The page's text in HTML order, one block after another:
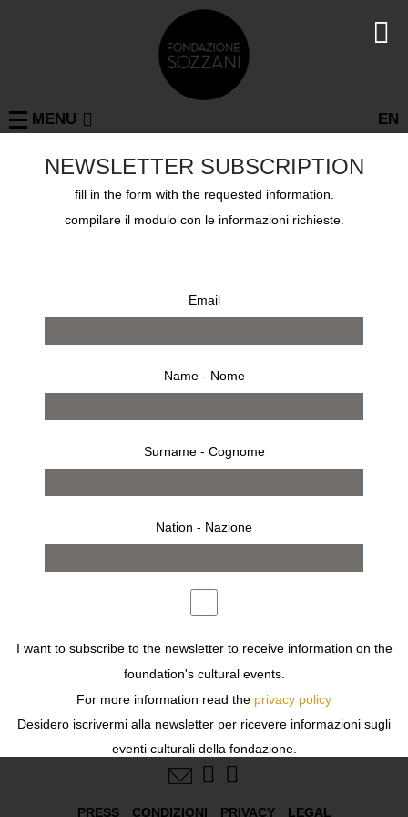
EN
MENU
EDWARD STEICHEN
19 nov 2011 - 16 feb 2022
FOLLOW US
PRESS CONDIZIONI PRIVACY LEGAL
NEWSLETTER SUBSCRIPTION
fill in the form with the requested information.
compilare il modulo con le informazioni richieste.
Email
Name - Nome
Surname - Cognome
Nation - Nazione
I want to subscribe to the newsletter to receive information on the
foundation's cultural events.
For more information read the privacy policy
Desidero iscrivermi alla newsletter per ricevere informazioni sugli
eventi culturali della fondazione.
Per ulteriori informazioni leggi